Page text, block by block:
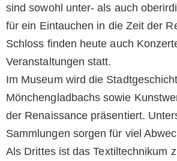
sind sowohl unter- als auch
für ein Eintauchen in die Zeit der
Schloss finden heute auch
Veranstaltungen statt.
Im Museum wird die
Mönchengladbachs sowie
der Renaissance präsentiert.
Sammlungen sorgen für viel
Als Drittes ist das Textiltechnikum